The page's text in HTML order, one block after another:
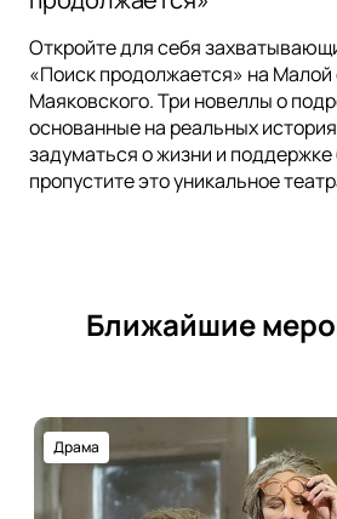
Откройте для себя
«Поиск продолжается» на Малой
Маяковского. Три новеллы о
основанные на реальных
задуматься о жизни и поддержке
пропустите это уникальное
Ближайшие
Драма